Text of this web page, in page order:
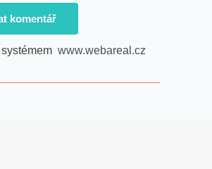
komentář
www.webareal.cz